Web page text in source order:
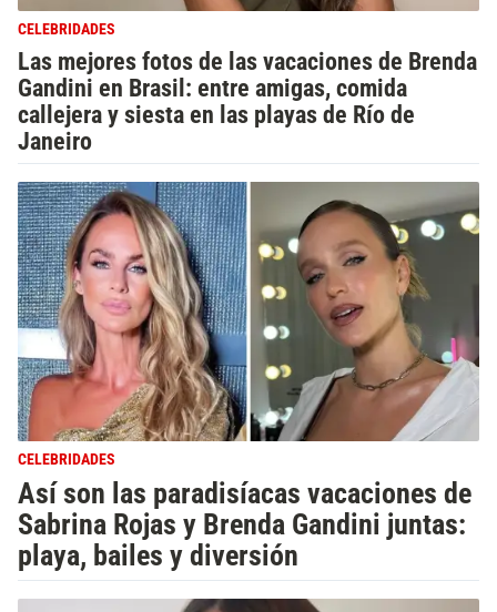
CELEBRIDADES
Las mejores fotos de las vacaciones de Brenda
Gandini en Brasil: entre amigas, comida
callejera y siesta en las playas de Río de
Janeiro
CELEBRIDADES
Así son las paradisíacas vacaciones de
Sabrina Rojas y Brenda Gandini juntas:
playa, bailes y diversión